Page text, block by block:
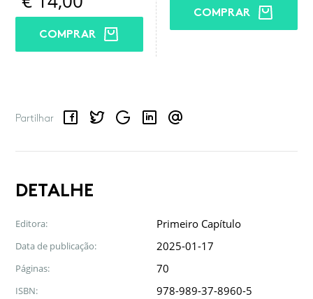
COMPRAR
COMPRAR
Partilhar
FacebookTwitterGoogle LinkedInEmail
DETALHE
Editora: Primeiro Capítulo
Data de publicação: 2025-01-17
Páginas: 70
ISBN: 978-989-37-8960-5